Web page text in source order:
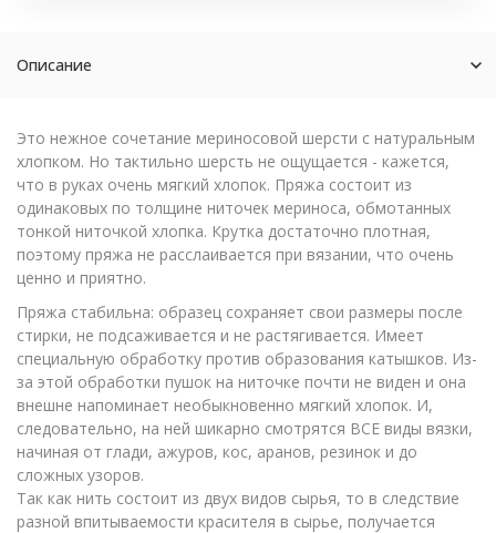
Описание
Это нежное сочетание мериносовой шерсти с натуральным
хлопком. Но тактильно шерсть не ощущается - кажется,
что в руках очень мягкий хлопок. Пряжа состоит из
одинаковых по толщине ниточек мериноса, обмотанных
тонкой ниточкой хлопка. Крутка достаточно плотная,
поэтому пряжа не расслаивается при вязании, что очень
ценно и приятно.
Пряжа стабильна: образец сохраняет свои размеры после
стирки, не подсаживается и не растягивается. Имеет
специальную обработку против образования катышков. Из-
за этой обработки пушок на ниточке почти не виден и она
внешне напоминает необыкновенно мягкий хлопок. И,
следовательно, на ней шикарно смотрятся ВСЕ виды вязки,
начиная от глади, ажуров, кос, аранов, резинок и до
сложных узоров.
Так как нить состоит из двух видов сырья, то в следствие
разной впитываемости красителя в сырье, получается